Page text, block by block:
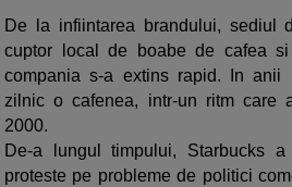
De la infiintarea brandului, sediul
cuptor local de boabe de cafea
compania s-a extins rapid. In anii
zilnic o cafenea, intr-un ritm care
2000.
De-a lungul timpului, Starbucks
proteste pe probleme de politici